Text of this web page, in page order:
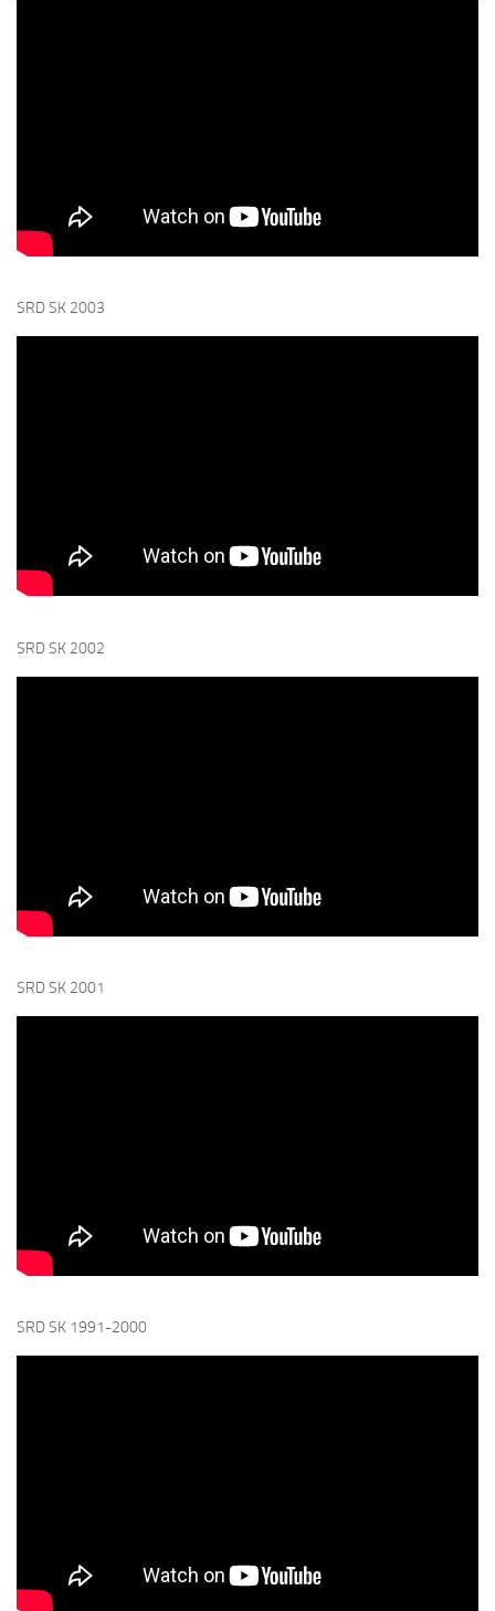
SRD SK 2003
SRD SK 2002
SRD SK 2001
SRD SK 1991-2000